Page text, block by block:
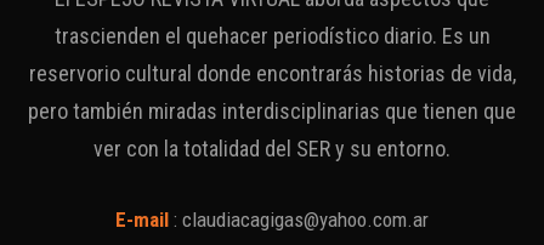
trascienden el quehacer periodístico diario. Es un
reservorio cultural donde encontrarás historias de vida,
pero también miradas interdisciplinarias que tienen que
ver con la totalidad del SER y su entorno.
E-mail : claudiacagigas@yahoo.com.ar